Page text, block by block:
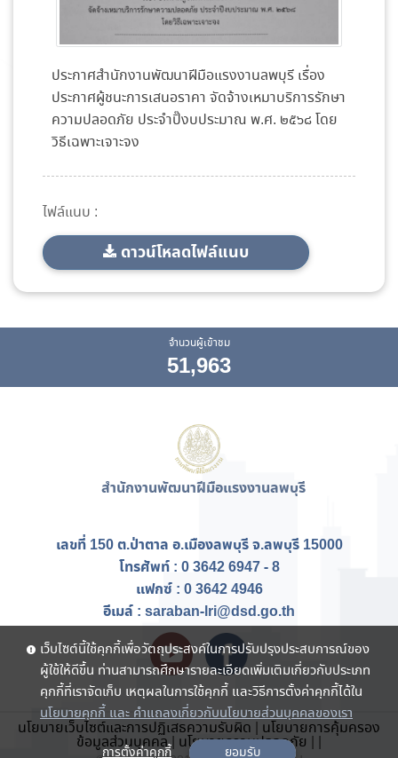
ประกาศสำนักงานพัฒนาฝีมือแรงงานลพบุรี เรื่อง
ประกาศผู้ชนะการเสนอราคา จัดจ้างเหมาบริการรักษา
ความปลอดภัย ประจำปิ๊งบประมาณ พ.ศ. ๒๕๖๘ โดย
วิธีเฉพาะเจาะจง
ไฟล์แนบ :
ดาวน์โหลดไฟล์แนบ
จำนวนผู้เข้าชม
51,963
สำนักงานพัฒนาฝีมือแรงงานลพบุรี
เลขที่ 150 ต.ป่าตาล อ.เมืองลพบุรี จ.ลพบุรี 15000
โทรศัพท์ : 0 3642 6947 - 8
แฟกซ์ : 0 3642 4946
อีเมล์ : saraban-lri@dsd.go.th
นโยบายเว็บไซต์และการปฏิเสธความรับผิด | นโยบายการคุ้มครอง
ข้อมูลส่วนบุคคล| นโยบายความปลอดภัย | |
เว็บไซต์นี้ใช้คุกกี้เพื่อวัตถุประสงค์ในการปรับปรุงประสบการณ์ของ
ผู้ใช้ให้ดีขึ้น ท่านสามารถศึกษารายละเอียดเพิ่มเติมเกี่ยวกับประเภท
คุกกี้ที่เราจัดเก็บ เหตุผลในการใช้คุกกี้ และวิธีการตั้งค่าคุกกี้ได้ใน
นโยบายคุกกี้ และ คำแถลงเกี่ยวกับนโยบายส่วนบุคคลของเรา
การตั้งค่าคุกกี้ ยอมรับ